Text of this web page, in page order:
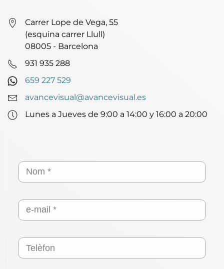
Carrer Lope de Vega, 55
(esquina carrer Llull)
08005 - Barcelona
931 935 288
659 227 529
avancevisual@avancevisual.es
Lunes a Jueves de 9:00 a 14:00 y 16:00 a 20:00